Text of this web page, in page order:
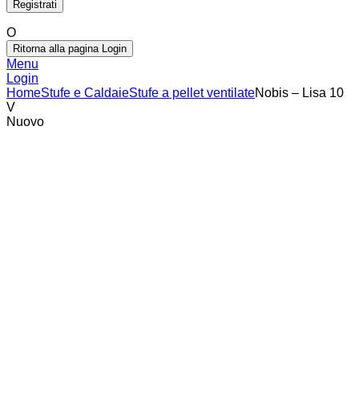
O
Ritorna alla pagina Login
Menu
Login
HomeStufe e CaldaieStufe a pellet ventilateNobis – Lisa 10
V
Nuovo